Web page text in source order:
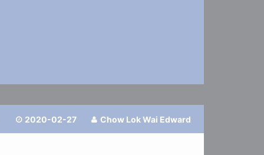
 2020-02-27  Chow Lok Wai Edward